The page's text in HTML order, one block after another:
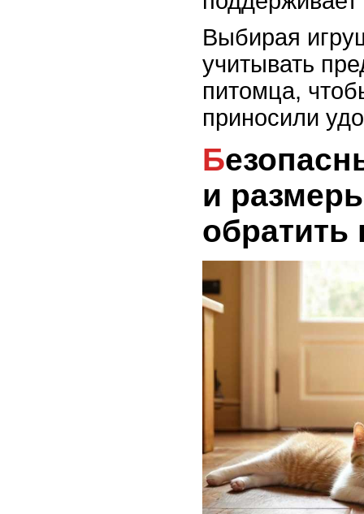
Выбирая
учитывать
питомца,
приносили
Безопасные материалы
и
обратить